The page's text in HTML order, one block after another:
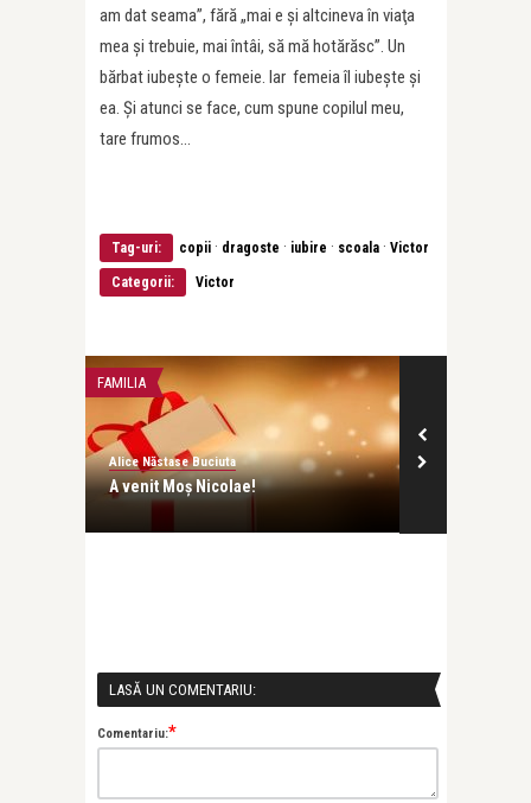
am dat seama”, fără „mai e şi altcineva în viaţa
mea şi trebuie, mai întâi, să mă hotărăsc”. Un
bărbat iubeşte o femeie. Iar femeia îl iubeşte şi
ea. Şi atunci se face, cum spune copilul meu,
tare frumos…
Tag-uri: copii · dragoste · iubire · scoala · Victor
Categorii: Victor
FAMILIA
Alice Năstase Buciuta
A venit Moș Nicolae!
LASĂ UN COMENTARIU:
Comentariu:*